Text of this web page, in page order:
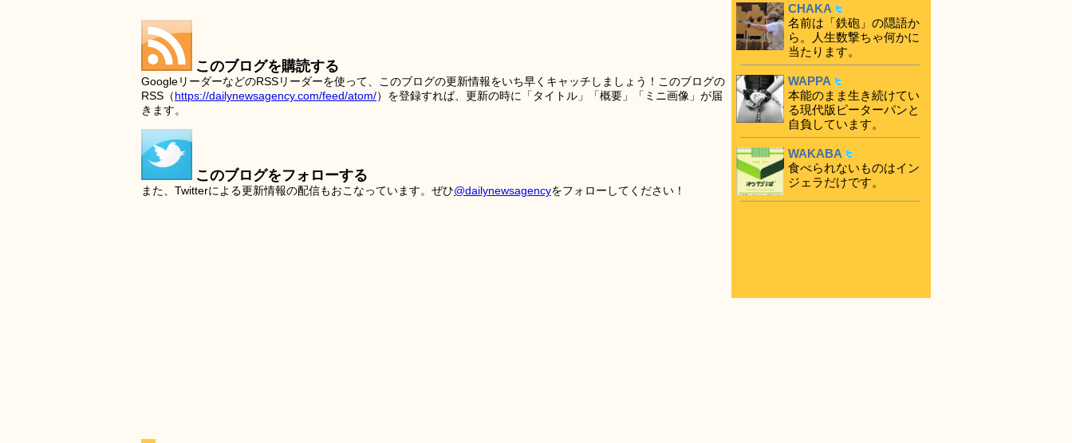
このブログを購読する
GoogleリーダーなどのRSSリーダーを使って、このブログの更新情報をいち早くキャッチしましょう！このブログの
RSS（https://dailynewsagency.com/feed/atom/）を登録すれば、更新の時に「タイトル」「概要」「ミニ画像」が届
きます。
このブログをフォローする
また、Twitterによる更新情報の配信もおこなっています。ぜひ@dailynewsagencyをフォローしてください！
CHAKA
名前は「鉄砲」の隠語か
ら。人生数撃ちゃ何かに
当たります。
WAPPA
本能のまま生き続けてい
る現代版ピーターパンと
自負しています。
WAKABA
食べられないものはイン
ジェラだけです。